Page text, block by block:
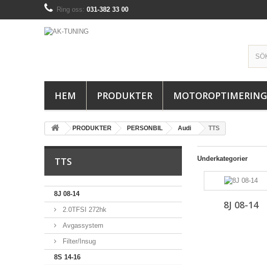
Ring oss: 031-382 33 00
HEM PRODUKTER MOTOROPTIMERING
PRODUKTER PERSONBIL Audi TTS
TTS
8J 08-14
2.0TFSI 272hk
Avgassystem
Filter/Insug
8S 14-16
Underkategorier
8J 08-14